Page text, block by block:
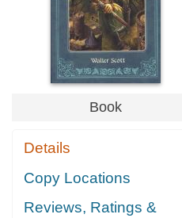
Book
Details
Copy Locations
Reviews, Ratings &